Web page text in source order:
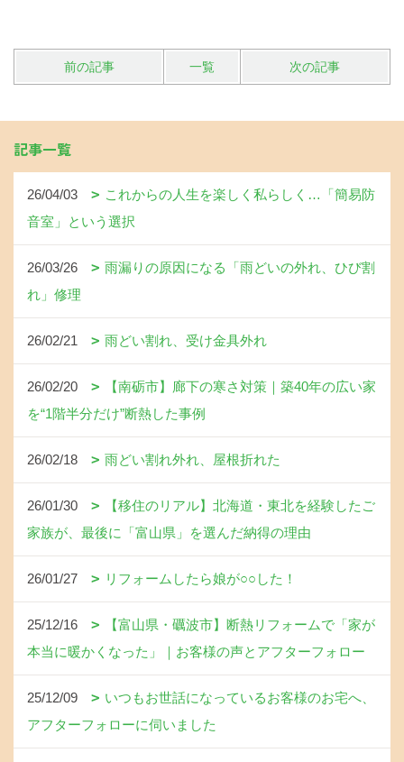
前の記事 一覧 次の記事
記事一覧
26/04/03
これからの人生を楽しく私らしく…「簡易防
音室」という選択
26/03/26
雨漏りの原因になる「雨どいの外れ、ひび割
れ」修理
26/02/21 雨どい割れ、受け金具外れ
26/02/20
【南砺市】廊下の寒さ対策｜築40年の広い家
を“1階半分だけ”断熱した事例
26/02/18 雨どい割れ外れ、屋根折れた
26/01/30
【移住のリアル】北海道・東北を経験したご
家族が、最後に「富山県」を選んだ納得の理由
26/01/27 リフォームしたら娘が○○した！
25/12/16
【富山県・礪波市】断熱リフォームで「家が
本当に暖かくなった」｜お客様の声とアフターフォロー
25/12/09
いつもお世話になっているお客様のお宅へ、
アフターフォローに伺いました